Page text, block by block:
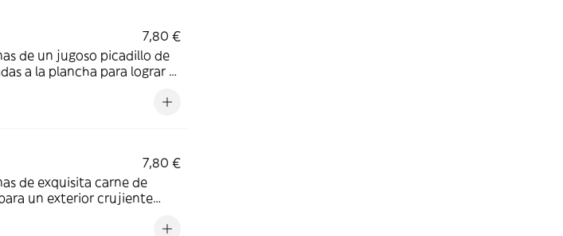
7,80 €
de un jugoso picadillo de
a la plancha para lograr el
7,80 €
de exquisita carne de
un exterior crujiente